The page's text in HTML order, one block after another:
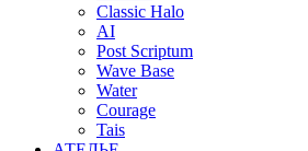
Classic Halo
AI
Post Scriptum
Wave Base
Water
Courage
Tais